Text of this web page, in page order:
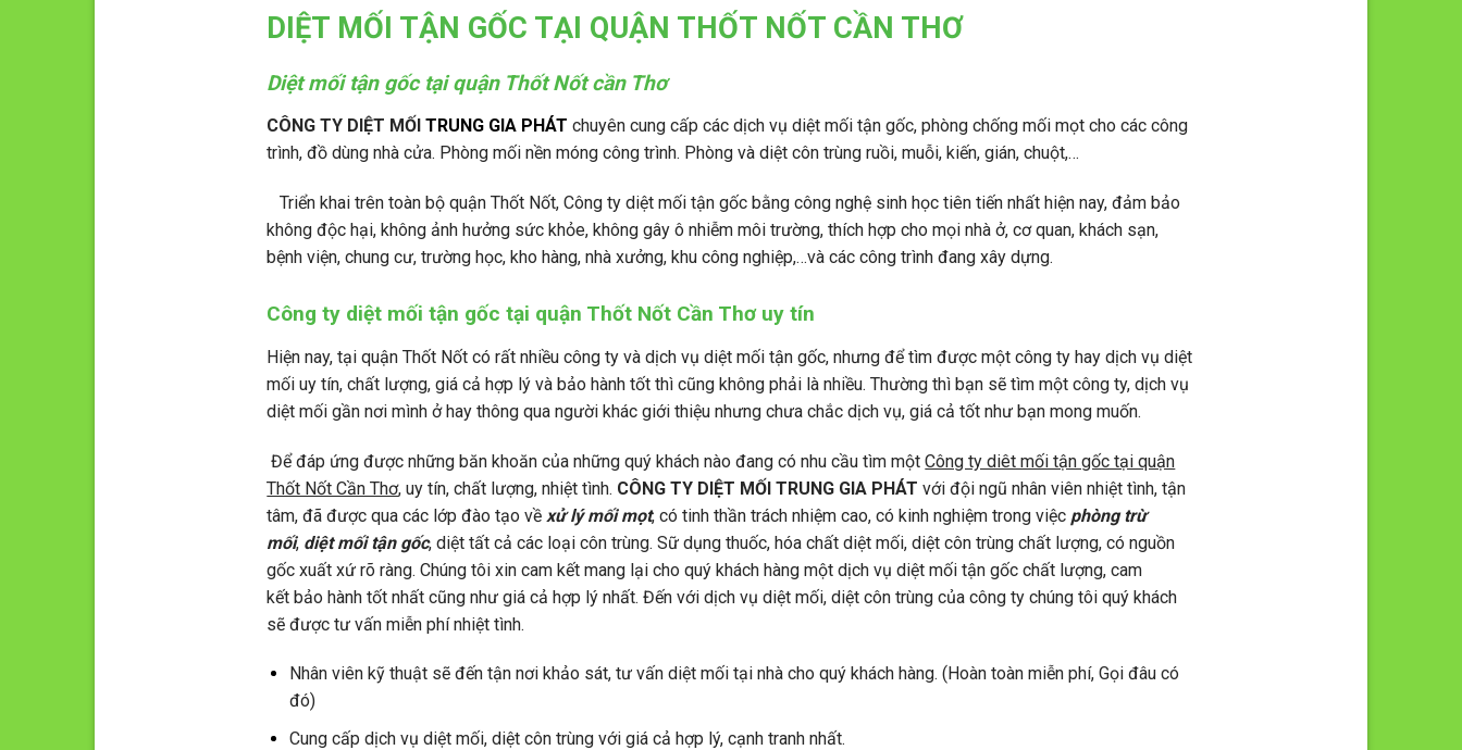
DIỆT MỐI TẬN GỐC TẠI QUẬN THỐT NỐT CẦN THƠ
Diệt mối tận gốc tại quận Thốt Nốt cần Thơ
CÔNG TY DIỆT MỐITRUNG GIA PHÁT chuyên cung cấp các dịch vụ diệt mối tận gốc, phòng chống mối mọt cho các công
trình, đồ dùng nhà cửa. Phòng mối nền móng công trình. Phòng và diệt côn trùng ruồi, muỗi, kiến, gián, chuột,…
Triển khai trên toàn bộ quận Thốt Nốt, Công ty diệt mối tận gốc bằng công nghệ sinh học tiên tiến nhất hiện nay, đảm bảo
không độc hại, không ảnh hưởng sức khỏe, không gây ô nhiễm môi trường, thích hợp cho mọi nhà ở, cơ quan, khách sạn,
bệnh viện, chung cư, trường học, kho hàng, nhà xưởng, khu công nghiệp,…và các công trình đang xây dựng.
Công ty diệt mối tận gốc tại quận Thốt Nốt Cần Thơ uy tín
Hiện nay, tại quận Thốt Nốt có rất nhiều công ty và dịch vụ diệt mối tận gốc, nhưng để tìm được một công ty hay dịch vụ diệt
mối uy tín, chất lượng, giá cả hợp lý và bảo hành tốt thì cũng không phải là nhiều. Thường thì bạn sẽ tìm một công ty, dịch vụ
diệt mối gần nơi mình ở hay thông qua người khác giới thiệu nhưng chưa chắc dịch vụ, giá cả tốt như bạn mong muốn.
Để đáp ứng được những băn khoăn của những quý khách nào đang có nhu cầu tìm mộtCông ty diêt mối tận gốc tại quận
Thốt Nốt Cần Thơ, uy tín, chất lượng, nhiệt tình. CÔNG TY DIỆT MỐI TRUNG GIA PHÁTvới đội ngũ nhân viên nhiệt tình, tận
tâm, đã được qua các lớp đào tạo về xử lý mối mọt, có tinh thần trách nhiệm cao, có kinh nghiệm trong việc phòng trừ
mối, diệt mối tận gốc, diệt tất cả các loại côn trùng. Sữ dụng thuốc, hóa chất diệt mối, diệt côn trùng chất lượng, có nguồn
gốc xuất xứ rõ ràng. Chúng tôi xin cam kết mang lại cho quý khách hàng một dịch vụ diệt mối tận gốc chất lượng, cam
kết bảo hành tốt nhất cũng như giá cả hợp lý nhất. Đến với dịch vụ diệt mối, diệt côn trùng của công ty chúng tôi quý khách
sẽ được tư vấn miễn phí nhiệt tình.
Nhân viên kỹ thuật sẽ đến tận nơi khảo sát, tư vấn diệt mối tại nhà cho quý khách hàng. (Hoàn toàn miễn phí, Gọi đâu có
đó)
Cung cấpdịch vụ diệt mối,diệt côn trùng với giá cả hợp lý, cạnh tranh nhất.